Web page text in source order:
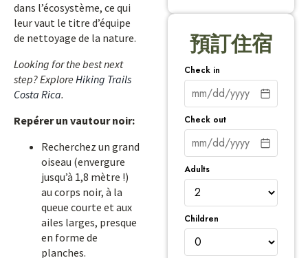
dans l’écosystème, ce qui
leur vaut le titre d’équipe
de nettoyage de la nature.
Looking for the best next
step? Explore Hiking Trails
Costa Rica.
Repérer un vautour noir:
Recherchez un grand
oiseau (envergure
jusqu’à 1,8 mètre !)
au corps noir, à la
queue courte et aux
ailes larges, presque
en forme de
planches.
預訂住宿
Check in
Check out
Adults
Children